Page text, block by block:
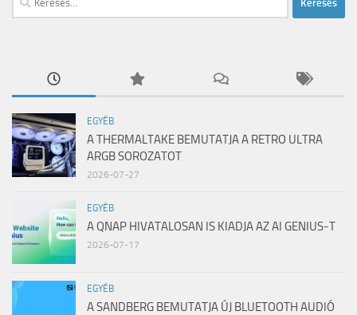
EGYÉB
A THERMALTAKE BEMUTATJA A RETRO ULTRA
ARGB SOROZATOT
2026-07-27
EGYÉB
A QNAP HIVATALOSAN IS KIADJA AZ AI GENIUS-T
2026-07-17
EGYÉB
A SANDBERG BEMUTATJA ÚJ BLUETOOTH AUDIÓ